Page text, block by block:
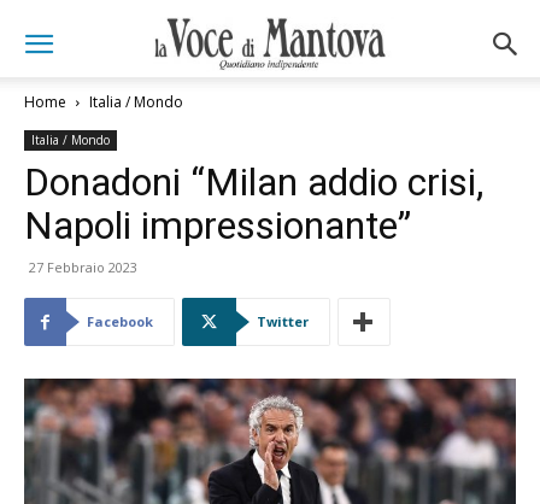
Home Italia / Mondo
Italia / Mondo
Donadoni “Milan addio crisi,
Napoli impressionante”
27 Febbraio 2023
Facebook Twitter